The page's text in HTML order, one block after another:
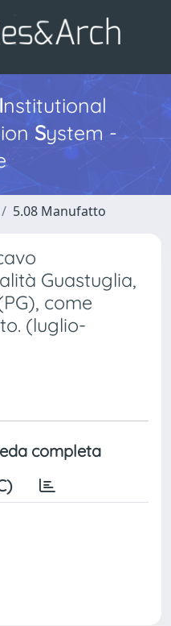
Institutional
System -
5.08 Manufatto
Guastuglia,
come
(luglio-
completa